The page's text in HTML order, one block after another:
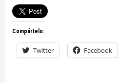
Compártelo:
Twitter Facebook